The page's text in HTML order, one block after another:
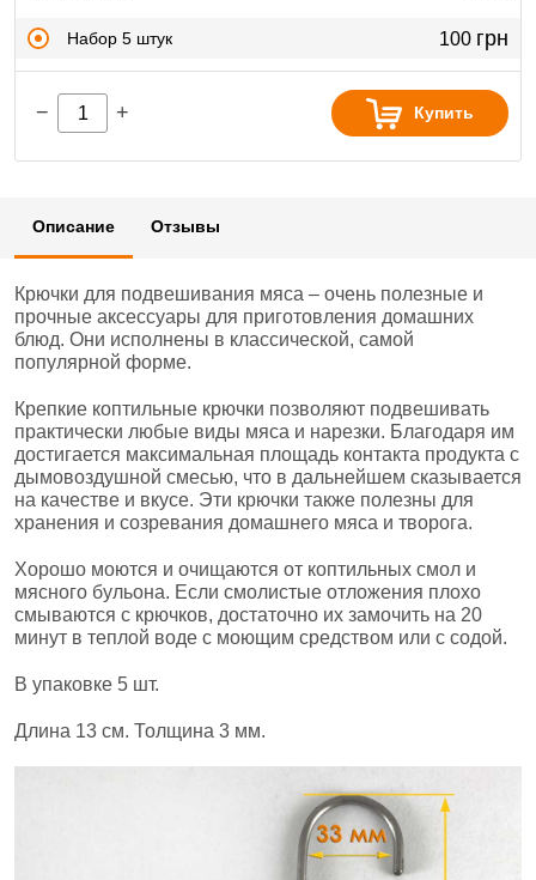
Набор 5 штук 100 грн
− + Купить
Описание Отзывы
Крючки для подвешивания мяса – очень полезные и
прочные аксессуары для приготовления домашних
блюд. Они исполнены в классической, самой
популярной форме.
Крепкие коптильные крючки позволяют подвешивать
практически любые виды мяса и нарезки. Благодаря им
достигается максимальная площадь контакта продукта с
дымовоздушной смесью, что в дальнейшем сказывается
на качестве и вкусе. Эти крючки также полезны для
хранения и созревания домашнего мяса и творога.
Хорошо моются и очищаются от коптильных смол и
мясного бульона. Если смолистые отложения плохо
смываются с крючков, достаточно их замочить на 20
минут в теплой воде с моющим средством или с содой.
В упаковке 5 шт.
Длина 13 см. Толщина 3 мм.